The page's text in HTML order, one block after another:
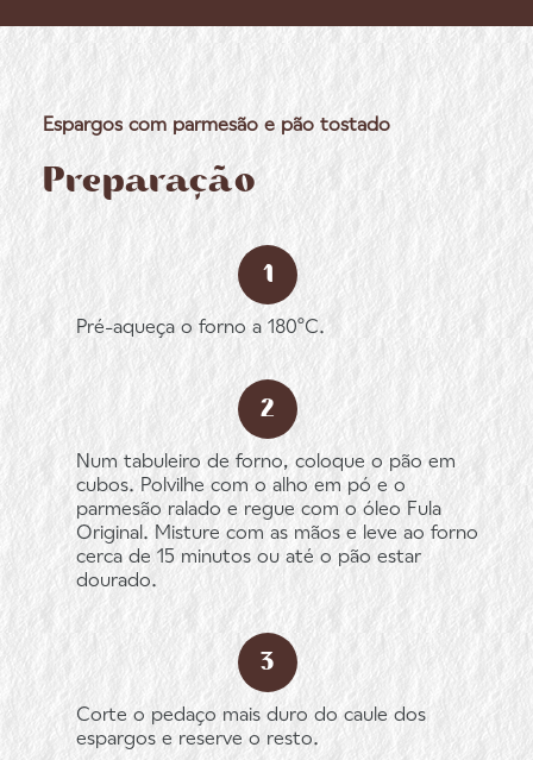
Espargos com parmesão e pão tostado
Preparação
Pré-aqueça o forno a 180ºC.
Num tabuleiro de forno, coloque o pão em
cubos. Polvilhe com o alho em pó e o
parmesão ralado e regue com o óleo Fula
Original. Misture com as mãos e leve ao forno
cerca de 15 minutos ou até o pão estar
dourado.
Corte o pedaço mais duro do caule dos
espargos e reserve o resto.